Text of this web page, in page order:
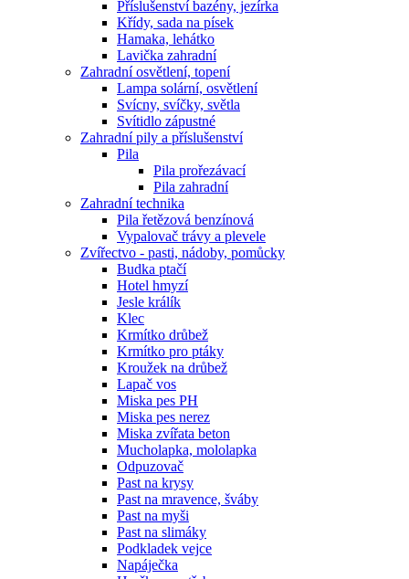
Příslušenství bazény, jezírka
Křídy, sada na písek
Hamaka, lehátko
Lavička zahradní
Zahradní osvětlení, topení
Lampa solární, osvětlení
Svícny, svíčky, světla
Svítidlo zápustné
Zahradní pily a příslušenství
Pila
Pila prořezávací
Pila zahradní
Zahradní technika
Pila řetězová benzínová
Vypalovač trávy a plevele
Zvířectvo - pasti, nádoby, pomůcky
Budka ptačí
Hotel hmyzí
Jesle králík
Klec
Krmítko drůbež
Krmítko pro ptáky
Kroužek na drůbež
Lapač vos
Miska pes PH
Miska pes nerez
Miska zvířata beton
Mucholapka, mololapka
Odpuzovač
Past na krysy
Past na mravence, šváby
Past na myši
Past na slimáky
Podkladek vejce
Napáječka